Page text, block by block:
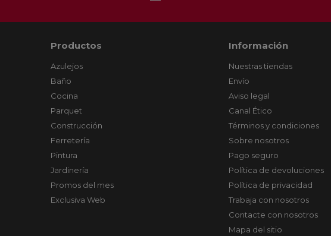
Productos
Azulejos
Baño
Cocina
Parquet
Construcción
Ferretería
Pintura
Jardinería
Promos del mes
Exclusiva Web
Información
Nuestras tiendas
Envío
Aviso legal
Canal Ético
Términos y condiciones
Sobre nosotros
Pago seguro
Política de devoluciones
Política de privacidad
Trabaja con nosotros
Contacte con nosotros
Mapa del sitio